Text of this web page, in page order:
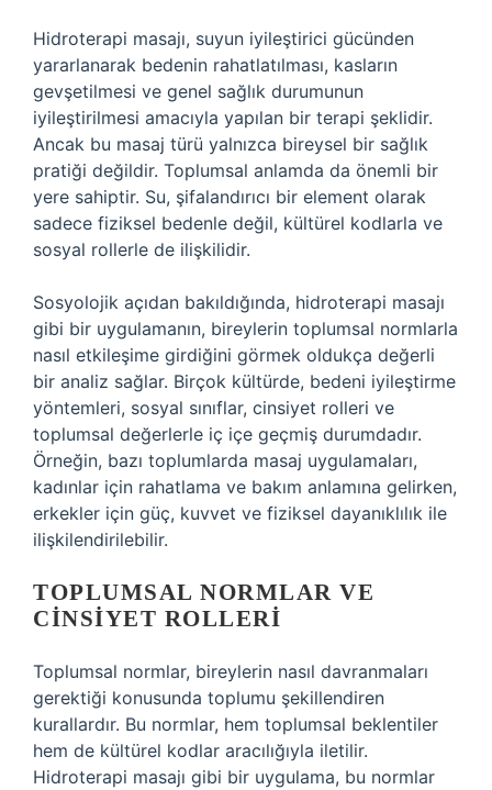
Hidroterapi masajı, suyun iyileştirici gücünden
yararlanarak bedenin rahatlatılması, kasların
gevşetilmesi ve genel sağlık durumunun
iyileştirilmesi amacıyla yapılan bir terapi şeklidir.
Ancak bu masaj türü yalnızca bireysel bir sağlık
pratiği değildir. Toplumsal anlamda da önemli bir
yere sahiptir. Su, şifalandırıcı bir element olarak
sadece fiziksel bedenle değil, kültürel kodlarla ve
sosyal rollerle de ilişkilidir.
Sosyolojik açıdan bakıldığında, hidroterapi masajı
gibi bir uygulamanın, bireylerin toplumsal normlarla
nasıl etkileşime girdiğini görmek oldukça değerli
bir analiz sağlar. Birçok kültürde, bedeni iyileştirme
yöntemleri, sosyal sınıflar, cinsiyet rolleri ve
toplumsal değerlerle iç içe geçmiş durumdadır.
Örneğin, bazı toplumlarda masaj uygulamaları,
kadınlar için rahatlama ve bakım anlamına gelirken,
erkekler için güç, kuvvet ve fiziksel dayanıklılık ile
ilişkilendirilebilir.
TOPLUMSAL NORMLAR VE
CINSIYET ROLLERI
Toplumsal normlar, bireylerin nasıl davranmaları
gerektiği konusunda toplumu şekillendiren
kurallardır. Bu normlar, hem toplumsal beklentiler
hem de kültürel kodlar aracılığıyla iletilir.
Hidroterapi masajı gibi bir uygulama, bu normlar